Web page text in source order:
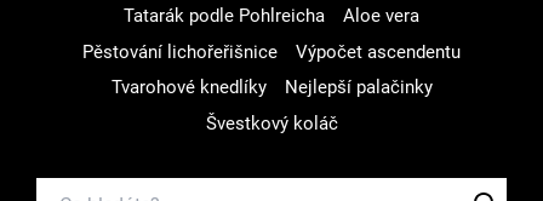
Tatarák podle Pohlreicha
Aloe vera
Pěstování lichořeřišnice
Výpočet ascendentu
Tvarohové knedlíky
Nejlepší palačinky
Švestkový koláč